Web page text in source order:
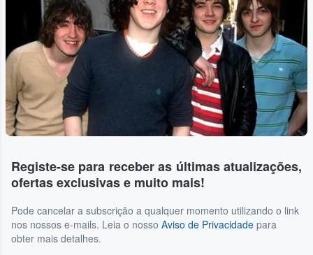
Registe-se para receber as últimas atualizações,
ofertas exclusivas e muito mais!
Pode cancelar a subscrição a qualquer momento utilizando o link
nos nossos e-mails. Leia o nosso Aviso de Privacidade para
obter mais detalhes.